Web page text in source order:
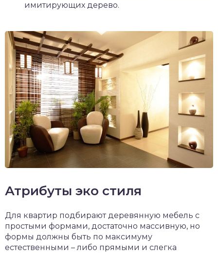
имитирующих дерево.
Атрибуты эко стиля
Для квартир подбирают деревянную мебель с
простыми формами, достаточно массивную, но
формы должны быть по максимуму
естественными – либо прямыми и слегка